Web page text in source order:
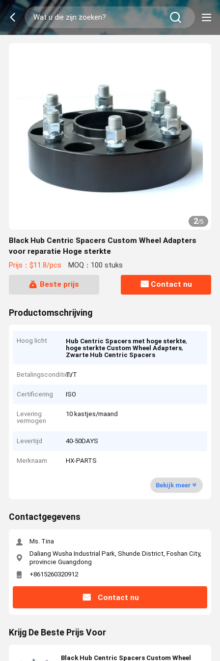
2/5
Black Hub Centric Spacers Custom Wheel Adapters
voor reparatie Hoge sterkte
Prijs：$11.8/pcs MOQ：100 stuks
Beste prijs Contact nu
Productomschrijving
Hoog licht Hub Centric Spacers met hoge sterkte,
hoge sterkte Custom Wheel Adapters,
Zwarte Hub Centric Spacers
Betalingscondities
T/T
Certificering ISO
Levering
vermogen
10 kastjes/maand
Levertijd 40-50DAYS
Merknaam HX-PARTS
Bekijk meer
Contactgegevens
Ms. Tina
Daliang Wusha Industrial Park, Shunde District, Foshan City,
provincie Guangdong
+8615260320912
Contact nu
Krijg De Beste Prijs Voor
Black Hub Centric Spacers Custom Wheel